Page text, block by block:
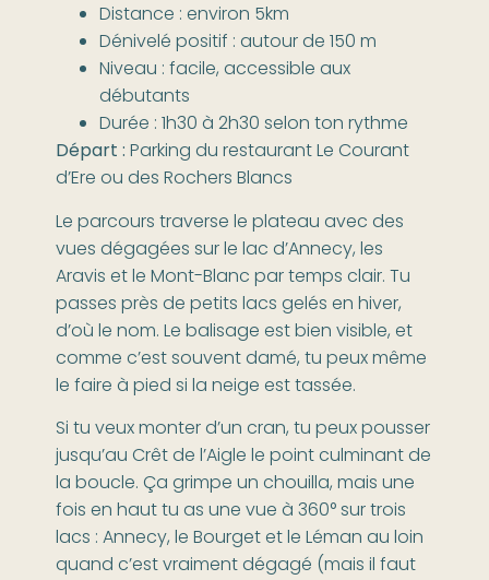
Distance : environ 5km
Dénivelé positif : autour de 150 m
Niveau : facile, accessible aux
débutants
Durée : 1h30 à 2h30 selon ton rythme
Départ :Parking du restaurant Le Courant
d’Ere ou des Rochers Blancs
Le parcours traverse le plateau avec des
vues dégagées sur le lac d’Annecy, les
Aravis et le Mont-Blanc par temps clair. Tu
passes près de petits lacs gelés en hiver,
d’où le nom. Le balisage est bien visible, et
comme c’est souvent damé, tu peux même
le faire à pied si la neige est tassée.
Si tu veux monter d’un cran, tu peux pousser
jusqu’au Crêt de l’Aigle le point culminant de
la boucle. Ça grimpe un chouilla, mais une
fois en haut tu as une vue à 360° sur trois
lacs : Annecy, le Bourget et le Léman au loin
quand c’est vraiment dégagé (mais il faut